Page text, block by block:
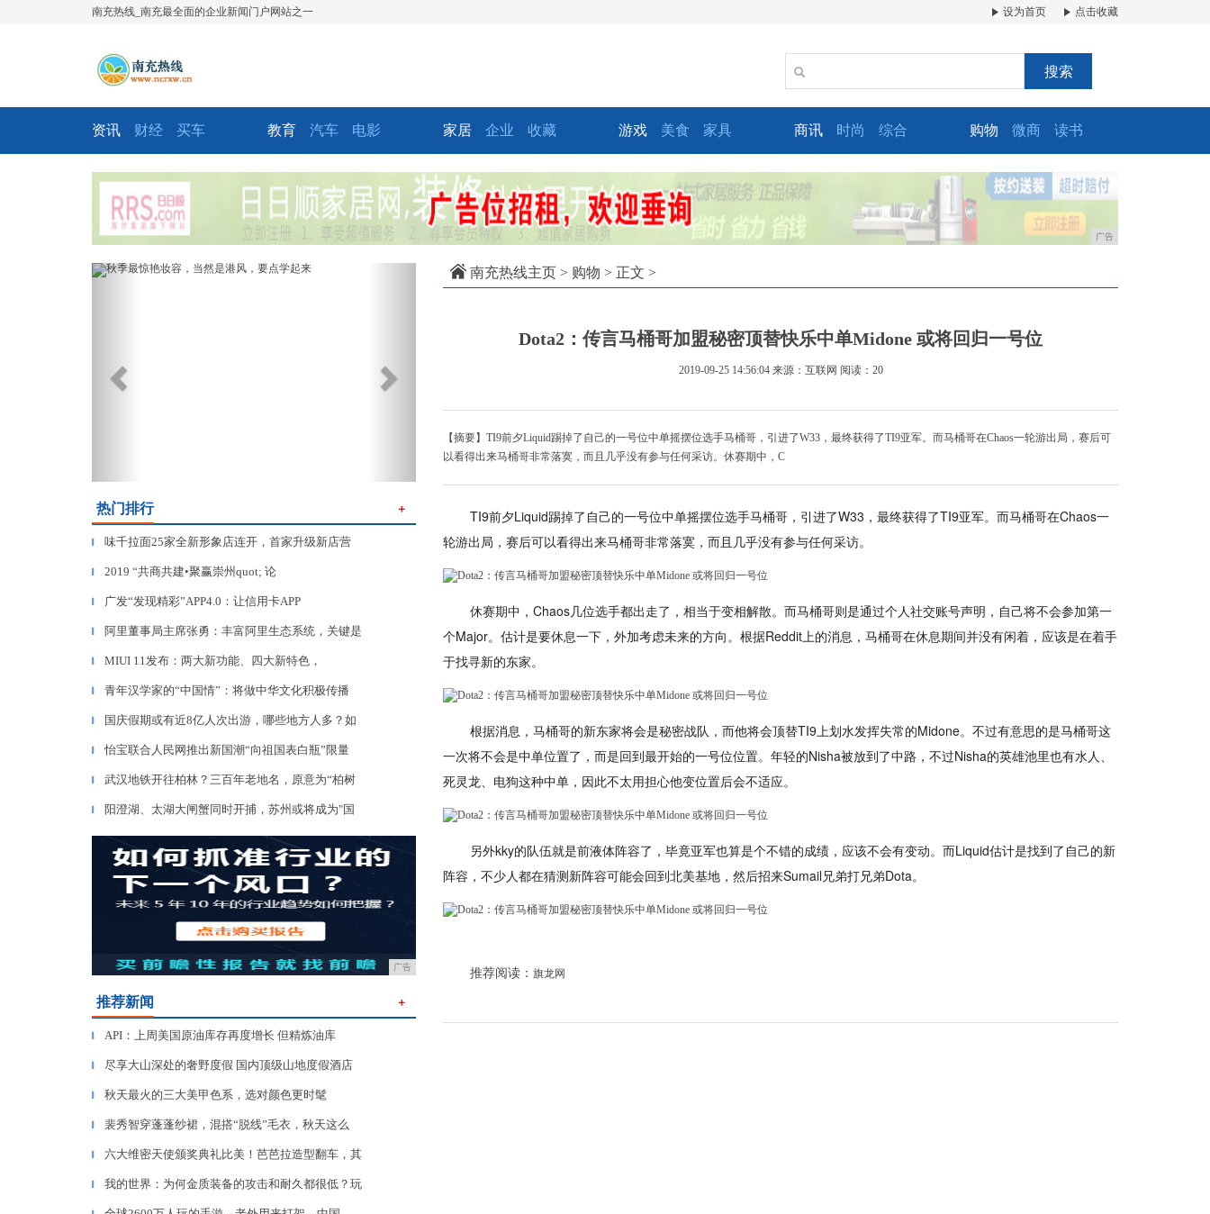
南充热线_南充最全面的企业新闻门户网站之一 设为首页 点击收藏
搜索
资讯 财经 买车 教育 汽车 电影 家居 企业 收藏 游戏 美食 家具 商讯 时尚 综合 购物 微商 读书
广告
Previous
热门排行 ＋
▎ 味千拉面25家全新形象店连开，首家升级新店营
▎ 2019 “共商共建•聚赢崇州quot; 论
▎ 广发“发现精彩”APP4.0：让信用卡APP
▎ 阿里董事局主席张勇：丰富阿里生态系统，关键是
▎ MIUI 11发布：两大新功能、四大新特色，
▎ 青年汉学家的“中国情”：将做中华文化积极传播
▎ 国庆假期或有近8亿人次出游，哪些地方人多？如
▎ 怡宝联合人民网推出新国潮“向祖国表白瓶”限量
▎ 武汉地铁开往柏林？三百年老地名，原意为“柏树
▎ 阳澄湖、太湖大闸蟹同时开捕，苏州或将成为"国
广告
推荐新闻 ＋
▎ API：上周美国原油库存再度增长 但精炼油库
▎ 尽享大山深处的奢野度假 国内顶级山地度假酒店
▎ 秋天最火的三大美甲色系，选对颜色更时髦
▎ 裴秀智穿蓬蓬纱裙，混搭“脱线”毛衣，秋天这么
▎ 六大维密天使颁奖典礼比美！芭芭拉造型翻车，其
▎ 我的世界：为何金质装备的攻击和耐久都很低？玩
南充热线主页 > 购物 > 正文 >
Dota2：传言马桶哥加盟秘密顶替快乐中单Midone 或将回归一号位
2019-09-25 14:56:04 来源：互联网 阅读：20
【摘要】TI9前夕Liquid踢掉了自己的一号位中单摇摆位选手马桶哥，引进了W33，最终获得了TI9亚军。而马桶哥在Chaos一轮游出局，赛后可
以看得出来马桶哥非常落寞，而且几乎没有参与任何采访。休赛期中，C
TI9前夕Liquid踢掉了自己的一号位中单摇摆位选手马桶哥，引进了W33，最终获得了TI9亚军。而马桶哥在Chaos一
轮游出局，赛后可以看得出来马桶哥非常落寞，而且几乎没有参与任何采访。
休赛期中，Chaos几位选手都出走了，相当于变相解散。而马桶哥则是通过个人社交账号声明，自己将不会参加第一
个Major。估计是要休息一下，外加考虑未来的方向。根据Reddit上的消息，马桶哥在休息期间并没有闲着，应该是在着手
于找寻新的东家。
根据消息，马桶哥的新东家将会是秘密战队，而他将会顶替TI9上划水发挥失常的Midone。不过有意思的是马桶哥这
一次将不会是中单位置了，而是回到最开始的一号位位置。年轻的Nisha被放到了中路，不过Nisha的英雄池里也有水人、
死灵龙、电狗这种中单，因此不太用担心他变位置后会不适应。
另外kky的队伍就是前液体阵容了，毕竟亚军也算是个不错的成绩，应该不会有变动。而Liquid估计是找到了自己的新
阵容，不少人都在猜测新阵容可能会回到北美基地，然后招来Sumail兄弟打兄弟Dota。
推荐阅读： 旗龙网